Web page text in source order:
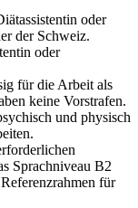
oder
der Schweiz.
oder
für die Arbeit als
keine Vorstrafen.
und physisch
Sprachniveau B2
für